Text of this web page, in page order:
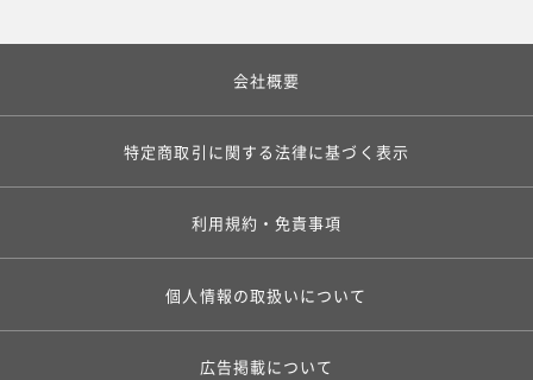
会社概要
特定商取引に関する法律に基づく表示
利用規約・免責事項
個人情報の取扱いについて
広告掲載について